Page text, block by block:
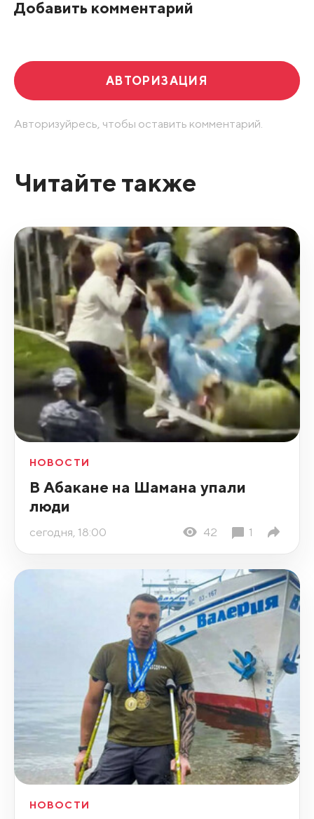
Добавить комментарий
АВТОРИЗАЦИЯ
Авторизуйресь, чтобы оставить комментарий.
Читайте также
НОВОСТИ
В Абакане на Шамана упали
люди
сегодня, 18:00 42 1
НОВОСТИ